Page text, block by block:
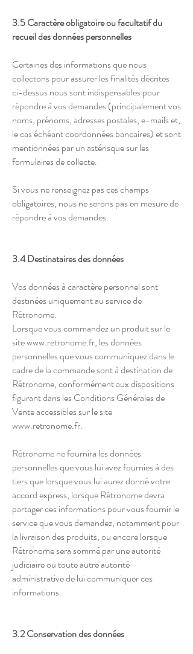
3.5 Caractère obligatoire ou facultatif du
recueil des données personnelles
Certaines des informations que nous
collectons pour assurer les finalités décrites
ci-dessus nous sont indispensables pour
répondre à vos demandes (principalement vos
noms, prénoms, adresses postales, e-mails et,
le cas échéant coordonnées bancaires) et sont
mentionnées par un astérisque sur les
formulaires de collecte.
Si vous ne renseignez pas ces champs
obligatoires, nous ne serons pas en mesure de
répondre à vos demandes.
3.4 Destinataires des données
Vos données à caractère personnel sont
destinées uniquement au service de
Rétronome.
Lorsque vous commandez un produit sur le
sitewww.retronome.fr, les données
personnelles que vous communiquez dans le
cadre de la commande sont à destination de
Rétronome, conformément aux dispositions
figurant dans les Conditions Générales de
Vente accessibles sur le site
www.retronome.fr.
Rétronome ne fournira les données
personnelles que vous lui avez fournies à des
tiers que lorsque vous lui aurez donné votre
accord express, lorsque Rétronome devra
partager ces informations pour vous fournir le
service que vous demandez, notamment pour
la livraison des produits, ou encore lorsque
Rétronome sera sommé par une autorité
judiciaire ou toute autre autorité
administrative de lui communiquer ces
informations.
3.2 Conservation des données